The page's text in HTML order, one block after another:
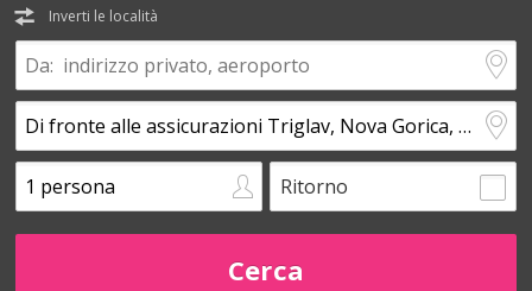
Inverti le località
Ritorno